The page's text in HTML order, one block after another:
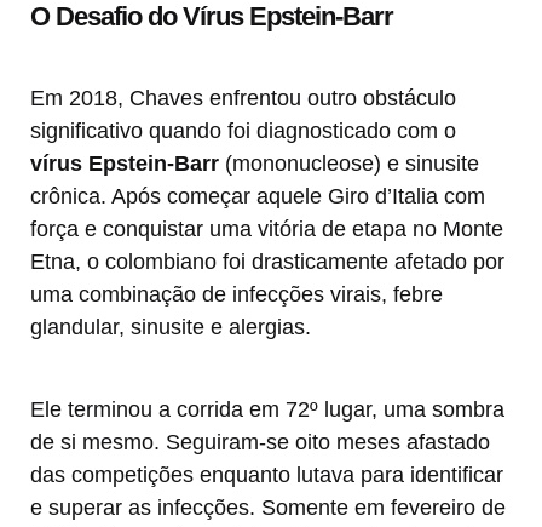
O Desafio do Vírus Epstein-Barr
Em 2018, Chaves enfrentou outro obstáculo
significativo quando foi diagnosticado com o
vírus Epstein-Barr (mononucleose) e sinusite
crônica. Após começar aquele Giro d’Italia com
força e conquistar uma vitória de etapa no Monte
Etna, o colombiano foi drasticamente afetado por
uma combinação de infecções virais, febre
glandular, sinusite e alergias.
Ele terminou a corrida em 72º lugar, uma sombra
de si mesmo. Seguiram-se oito meses afastado
das competições enquanto lutava para identificar
e superar as infecções. Somente em fevereiro de